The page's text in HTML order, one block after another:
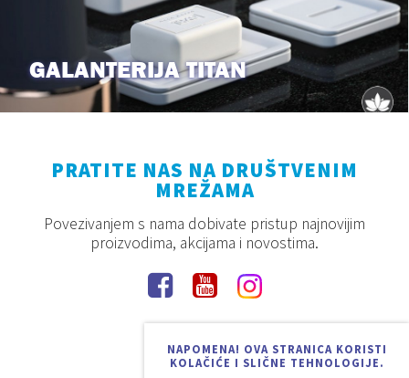
GALANTERIJA TITAN
NAPOMENA! OVA STRANICA KORISTI
KOLAČIĆE I SLIČNE TEHNOLOGIJE.
PRATITE NAS NA DRUŠTVENIM
MREŽAMA
Povezivanjem s nama dobivate pristup najnovijim
proizvodima, akcijama i novostima.